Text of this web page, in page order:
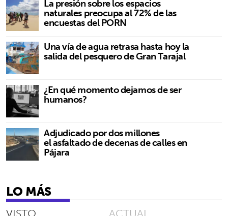
naturales preocupa al 72% de las
encuestas del PORN
Una vía de agua retrasa hasta hoy la
salida del pesquero de Gran Tarajal
¿En qué momento dejamos de ser
humanos?
Adjudicado por dos millones
el asfaltado de decenas de calles en
Pájara
LO MÁS